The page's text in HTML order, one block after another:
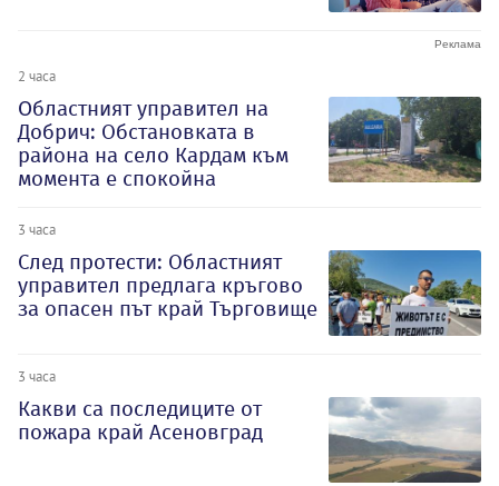
2 часа
Oбластният управител на
Добрич: Обстановката в
района на село Кардам към
момента е спокойна
3 часа
След протести: Областният
управител предлага кръгово
за опасен път край Търговище
3 часа
Какви са последиците от
пожара край Асеновград